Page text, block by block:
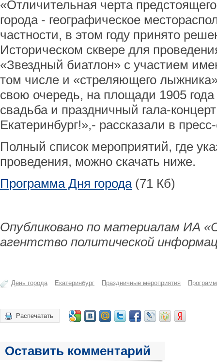
«Отличительная черта
города - географическое
частности, в этом году принято
Историческом сквере для
«Звездный биатлон» с участием
том числе и «стреляющего
свою очередь, на площади 1905 года
свадьба и праздничный гала-
Екатеринбург!»,- рассказали в
Полный список мероприятий, где
проведения, можно скачать ниже.
Программа Дня города(71 Кб)
Опубликовано по материалам ИА
агентство политической
День города Екатеринбург Праздничные мероприятия
Распечатать
Оставить комментарий